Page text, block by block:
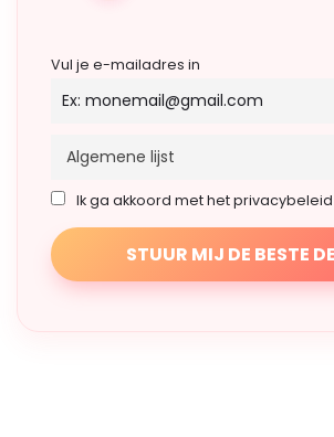
Vul je e-mailadres in
Ik ga akkoord met het privacybeleid